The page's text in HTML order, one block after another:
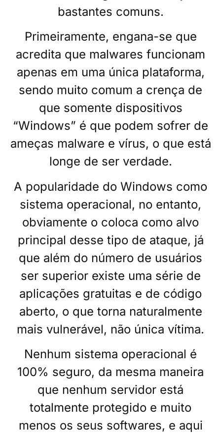
bastantes comuns.
Primeiramente, engana-se que
acredita que malwares funcionam
apenas em uma única plataforma,
sendo muito comum a crença de
que somente dispositivos
“Windows” é que podem sofrer de
ameças malware e vírus, o que está
longe de ser verdade.
A popularidade do Windows como
sistema operacional, no entanto,
obviamente o coloca como alvo
principal desse tipo de ataque, já
que além do número de usuários
ser superior existe uma série de
aplicações gratuitas e de código
aberto, o que torna naturalmente
mais vulnerável, não única vítima.
Nenhum sistema operacional é
100% seguro, da mesma maneira
que nenhum servidor está
totalmente protegido e muito
menos os seus softwares, e aqui